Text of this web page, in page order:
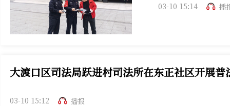
03-10 15:14 播
大渡口区司法局跃进村司法所在东正社区开展普
03-10 15:12 播报